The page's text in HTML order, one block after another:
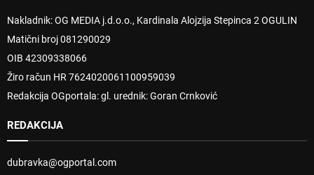
Nakladnik: OG MEDIA j.d.o.o., Kardinala Alojzija Stepinca 2 OGULIN
Matični broj 081290029
OIB 42309338066
Žiro račun HR 7624020061100959039
Redakcija OGportala: gl. urednik: Goran Crnković
REDAKCIJA
dubravka@ogportal.com